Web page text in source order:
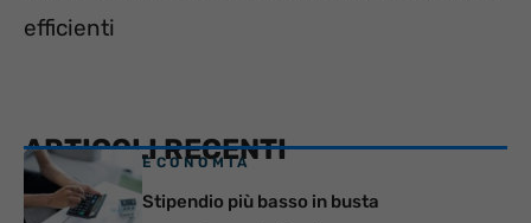
efficienti
ARTICOLI RECENTI
ECONOMIA
Stipendio più basso in busta